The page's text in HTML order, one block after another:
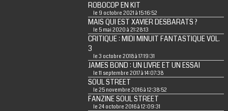
ROBOCOP EN KIT
le 9 octobre 2021 à 15:16:52
MAIS QUI EST XAVIER DESBARATS ?
le 5 mai 2020 à 21:28:13
CRITIQUE : MIDI MINUIT FANTASTIQUE VOL.
3
le 3 octobre 2018 à 17:19:31
JAMES BOND : UN LIVRE ET UN ESSAI
le 11 septembre 2017 à 14:07:38
SOUL STREET
le 25 novembre 2016 à 12:38:52
FANZINE SOUL STREET
le 24 octobre 2016 à 12:09:31